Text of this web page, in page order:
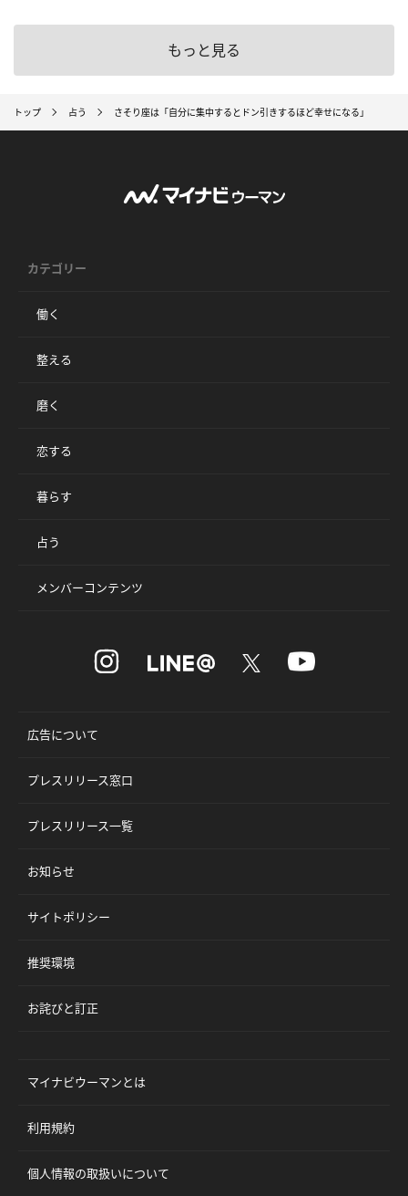
もっと見る
トップ 占う さそり座は「自分に集中するとドン引きするほど幸せになる」
カテゴリー
働く
整える
磨く
恋する
暮らす
占う
メンバーコンテンツ
広告について
プレスリリース窓口
プレスリリース一覧
お知らせ
サイトポリシー
推奨環境
お詫びと訂正
マイナビウーマンとは
利用規約
個人情報の取扱いについて